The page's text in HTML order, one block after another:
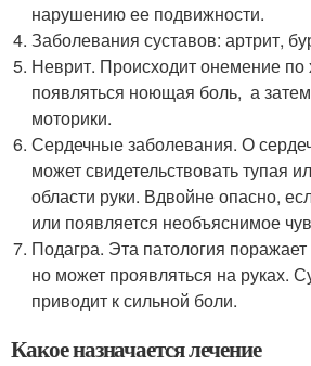
нарушению ее подвижности.
Заболевания суставов: артрит,
Неврит. Происходит онемение
появляться ноющая боль, а
моторики.
Сердечные заболевания. О
может свидетельствовать тупая
области руки. Вдвойне опасно,
или появляется необъяснимое
Подагра. Эта патология
но может проявляться на руках.
приводит к сильной боли.
Какое назначается лечение